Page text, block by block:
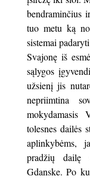
bendraminčius
tuo metu ką
sistemai
Svajonę iš
sąlygos
užsienį jis
nepriimtina
mokydamasis
tolesnes dailės
aplinkybėms,
pradžių dailę
Gdanske. Po